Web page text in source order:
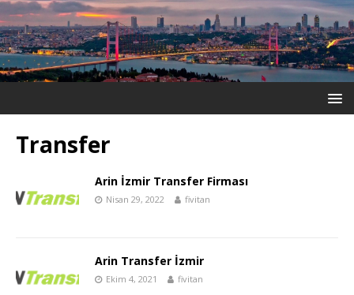
Transfer
Arin İzmir Transfer Firması
Nisan 29, 2022 fivitan
Arin Transfer İzmir
Ekim 4, 2021 fivitan